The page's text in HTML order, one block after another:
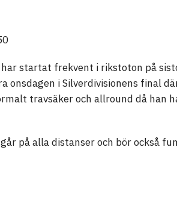
har startat frekvent i rikstoton på
onsdagen i Silverdivisionens final
travsäker och allround då han
på alla distanser och bör också